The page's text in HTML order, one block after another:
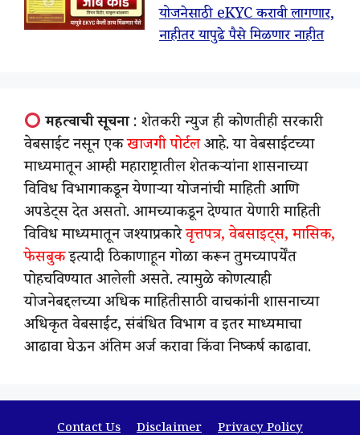
योजनेसाठी eKYC करावी लागणार,
नाहीतर यापुढे पैसे मिळणार नाहीत
महत्वाची सूचना: शेतकरी न्युज ही कोणतीही सरकारी
वेबसाईट नसून एकखाजगी पोर्टलआहे. या वेबसाईटच्या
माध्यमातून आम्ही महाराष्ट्रातील शेतकऱ्यांना शासनाच्या
विविध विभागाकडून येणाऱ्या योजनांची माहिती आणि
अपडेट्स देत असतो. आमच्याकडून देण्यात येणारी माहिती
विविध माध्यमातून जश्याप्रकारेवृत्तपत्र, वेबसाइट्स, मासिक,
फेसबुकइत्यादी ठिकाणाहून गोळा करून तुमच्यापर्येंत
पोहचविण्यात आलेली असते. त्यामुळे कोणत्याही
योजनेबद्दलच्या अधिक माहितीसाठी वाचकांनी शासनाच्या
अधिकृत वेबसाईट, संबंधित विभाग व इतर माध्यमाचा
आढावा घेऊन अंतिम अर्ज करावा किंवा निष्कर्ष काढावा.
Contact Us Disclaimer Privacy Policy